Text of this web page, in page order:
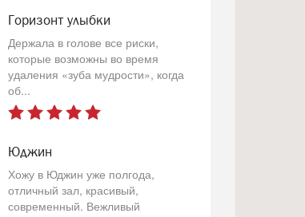
Горизонт улыбки
Держала в голове все риски,
которые возможны во время
удаления «зуба мудрости», когда
об...
Юджин
Хожу в Юджин уже полгода,
отличный зал, красивый,
современный. Вежливый